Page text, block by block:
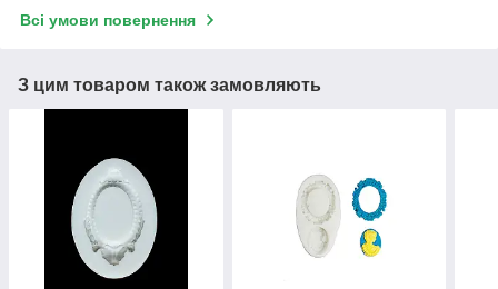
Всі умови повернення
З цим товаром також замовляють